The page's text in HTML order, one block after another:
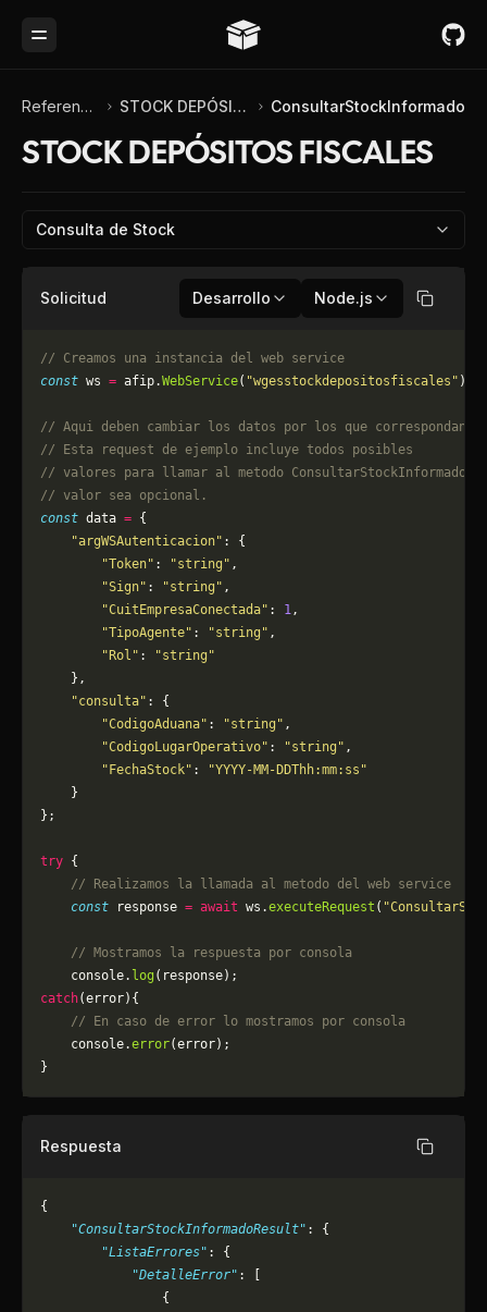
Toggle Menu
Referencia de API STOCK DEPÓSITOS FISCALES ConsultarStockInformado
STOCK DEPÓSITOS FISCALES
Consulta de Stock
Solicitud Desarrollo Node.js Copiar
// Creamos una instancia del web service
const ws = afip.WebService( "wgesstockdepositosfiscales" );
// Aqui deben cambiar los datos por los que correspondan.
// Esta request de ejemplo incluye todos posibles
// valores para llamar al metodo ConsultarStockInformado,
// valor sea opcional.
const data = {
    "argWSAutenticacion"
: {
        "Token"
: "string" ,
        "Sign"
: "string" ,
        "CuitEmpresaConectada"
: 1,
        "TipoAgente"
: "string" ,
        "Rol"
:
"string"
    },
    "consulta"
: {
        "CodigoAduana"
: "string" ,
        "CodigoLugarOperativo"
: "string" ,
        "FechaStock"
:
"YYYY-MM-DDThh:mm:ss"
    }
};
try {
    // Realizamos la llamada al metodo del web service
    const
response = await ws.executeRequest (
    // Mostramos la respuesta por consola
    console.
log (response);
catch(error){
    // En caso de error lo mostramos por consola
	console.
error(error);
}
Respuesta Copiar
{
    "ConsultarStockInformadoResult"
: {
        "ListaErrores"
: {
            "DetalleError"
: [
                {